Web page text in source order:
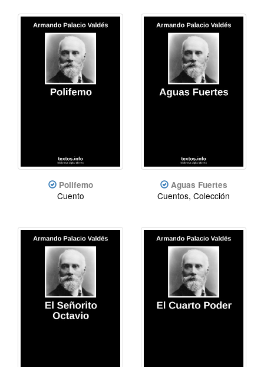
Polifemo
Cuento
Aguas Fuertes
Cuentos, Colección